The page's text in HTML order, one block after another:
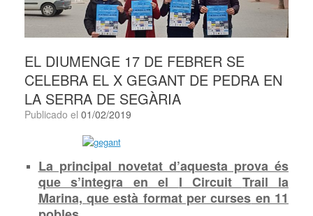
EL DIUMENGE 17 DE FEBRER SE
CELEBRA EL X GEGANT DE PEDRA EN
LA SERRA DE SEGÀRIA
Publicado el 01/02/2019
La principal novetat d’aquesta prova és
que s’integra en el I Circuit Trail la
Marina, que està format per curses en 11